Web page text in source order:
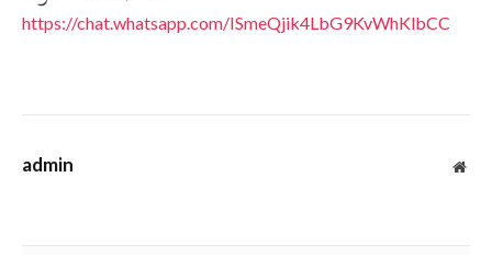
https://chat.whatsapp.com/ISmeQjik4LbG9KvWhKlbCC
admin